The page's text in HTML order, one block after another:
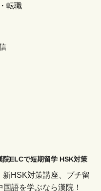
転職
ELCで短期留学 HSK対策
新HSK対策講座、プチ留
語を学ぶなら漢院！